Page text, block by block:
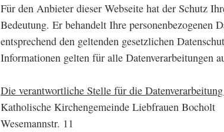
Für den Anbieter dieser Webseite hat der Schutz
Bedeutung. Er behandelt Ihre personenbezogenen
entsprechend den geltenden gesetzlichen
Informationen gelten für alle Datenverarbeitungen
Die verantwortliche Stelle für die
Katholische Kirchengemeinde Liebfrauen Bocholt
Wesemannstr. 11